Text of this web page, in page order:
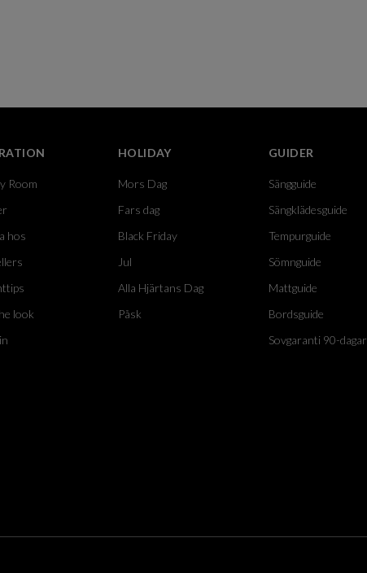
Room
hos
look
HOLIDAY
Mors Dag
Fars dag
Black Friday
Jul
Alla Hjärtans Dag
Påsk
GUIDER
Sängguide
Sängklädesguide
Tempurguide
Sömnguide
Mattguide
Bordsguide
Sovgaranti 90-dagar